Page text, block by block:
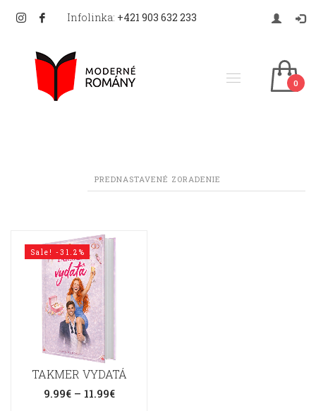
Infolinka: +421 903 632 233
Sale! -31.2%
TAKMER VYDATÁ
9.99€ – 11.99€Price